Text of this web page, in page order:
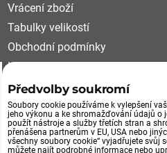
Vrácení zboží
Tabulky velikostí
Obchodní podmínky
Kariéra
Reklamační řád
VÝDEJNÍ MÍSTO,
Průmyslová 492/29
Předvolby soukromí
Soubory cookie používáme k vylepšení
jeho výkonu a ke shromažďování údajů o
použít nástroje a služby třetích stran a
přenášena partnerům v EU, USA nebo
všechny soubory cookie“ vyjadřujete svůj
můžete najít podrobné informace nebo